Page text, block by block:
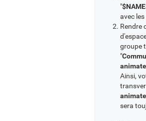
"
avec
Rendre
groupe
"
Ainsi,
sera